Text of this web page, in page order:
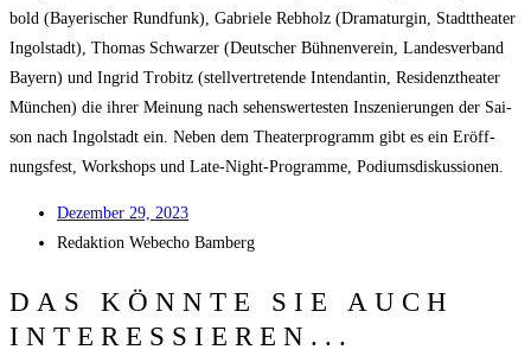
bold (Baye­ri­scher Rund­funk), Gabrie­le Reb­holz (Dra­ma­tur­gin, Stadt­thea­ter
Ingol­stadt), Tho­mas Schwar­zer (Deut­scher Büh­nen­ver­ein, Lan­des­ver­band
Bay­ern) und Ingrid Tro­bitz (stell­ver­tre­ten­de Inten­dan­tin, Resi­denz­thea­ter
Mün­chen) die ihrer Mei­nung nach sehens­wer­tes­ten Insze­nie­run­gen der Sai­
son nach Ingol­stadt ein. Neben dem Thea­ter­pro­gramm gibt es ein Eröff­
nungs­fest, Work­shops und Late-Night-Pro­gram­me, Podiumsdiskussionen.
Dezem­ber 29, 2023
Redak­ti­on Web­echo Bamberg
DAS KÖNNTE SIE AUCH
INTERESSIEREN...